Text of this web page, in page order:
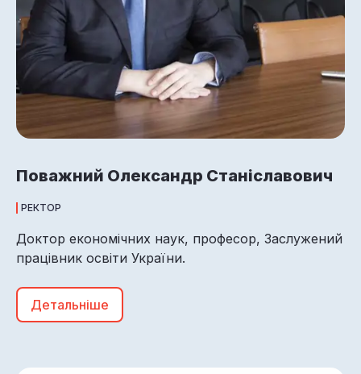
Поважний Олександр Станіславович
РЕКТОР
Доктор економічних наук, професор, Заслужений
працівник освіти України.
Детальніше